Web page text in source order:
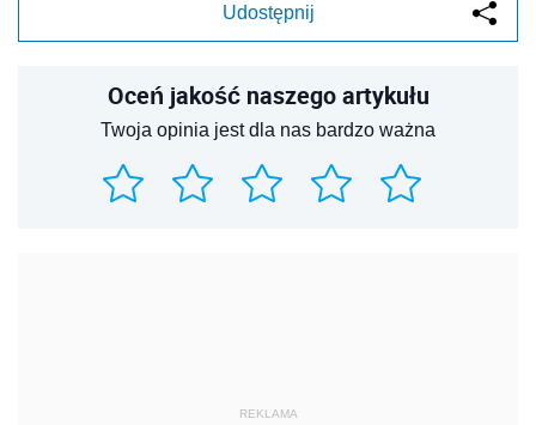
Udostępnij
Oceń jakość naszego artykułu
Twoja opinia jest dla nas bardzo ważna
REKLAMA